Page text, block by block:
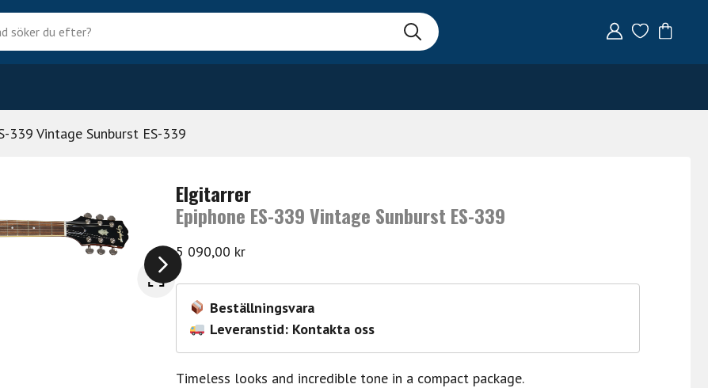
339 Vintage Sunburst ES-339
Elgitarrer
Epiphone ES-339 Vintage Sunburst ES-339
5 090,00 kr
Beställningsvara
Leveranstid: Kontakta oss
Timeless looks and incredible tone in a compact package.